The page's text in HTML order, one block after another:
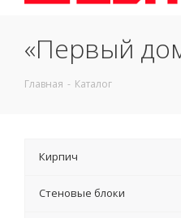
«Первый
Главная - Каталог
Кирпич
Стеновые блоки